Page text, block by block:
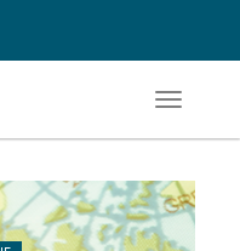
Toggle